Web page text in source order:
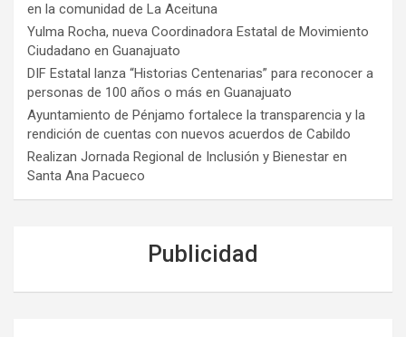
en la comunidad de La Aceituna
Yulma Rocha, nueva Coordinadora Estatal de Movimiento
Ciudadano en Guanajuato
DIF Estatal lanza “Historias Centenarias” para reconocer a
personas de 100 años o más en Guanajuato
Ayuntamiento de Pénjamo fortalece la transparencia y la
rendición de cuentas con nuevos acuerdos de Cabildo
Realizan Jornada Regional de Inclusión y Bienestar en
Santa Ana Pacueco
Publicidad